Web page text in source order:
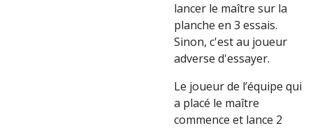
lancer le maître sur la
planche en 3 essais.
Sinon, c'est au joueur
adverse d'essayer.
Le joueur de l’équipe qui
a placé le maître
commence et lance 2